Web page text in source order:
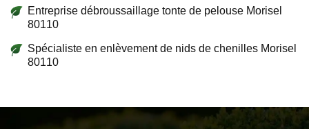
Entreprise débroussaillage tonte de pelouse Morisel
80110
Spécialiste en enlèvement de nids de chenilles Morisel
80110